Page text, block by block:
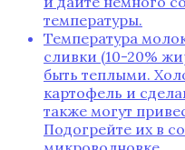
температуры.
Температура
сливки (10-20%
быть теплыми.
картофель и
также могут
Подогрейте их в